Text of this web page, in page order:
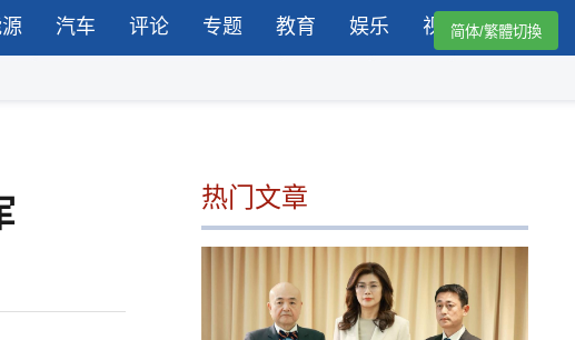
汽车 评论 专题 教育 娱乐 视频简体/繁體切換
热门文章